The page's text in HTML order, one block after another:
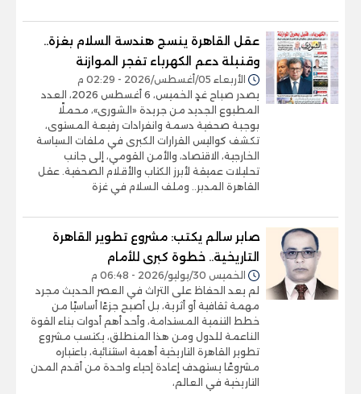
عقل القاهرة ينسج هندسة السلام بغزة..
وقنبلة دعم الكهرباء تفجر الموازنة
الأربعاء 05/أغسطس/2026 - 02:29 م
يصدر صباح غدٍ الخميس، 6 أغسطس 2026، العدد
المطبوع الجديد من جريدة «الشورى»، محملًا
بوجبة صحفية دسمة وانفرادات رفيعة المستوى،
تكشف كواليس القرارات الكبرى في ملفات السياسة
الخارجية، الاقتصاد، والأمن القومي، إلى جانب
تحليلات عميقة لأبرز الكتاب والأقلام الصحفية. عقل
القاهرة المدبر.. وملف السلام في غزة
صابر سالم يكتب: مشروع تطوير القاهرة
التاريخية.. خطوة كبرى للأمام
الخميس 30/يوليو/2026 - 06:48 م
لم يعد الحفاظ على التراث في العصر الحديث مجرد
مهمة ثقافية أو أثرية، بل أصبح جزءًا أساسيًا من
خطط التنمية المستدامة، وأحد أهم أدوات بناء القوة
الناعمة للدول ومن هذا المنطلق، يكتسب مشروع
تطوير القاهرة التاريخية أهمية استثنائية، باعتباره
مشروعًا يستهدف إعادة إحياء واحدة من أقدم المدن
التاريخية في العالم،